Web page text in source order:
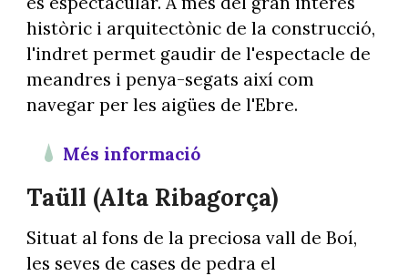
històric i arquitectònic de la construcció,
l'indret permet gaudir de l'espectacle de
meandres i penya-segats així com
navegar per les aigües de l'Ebre.
Més informació
Taüll (Alta Ribagorça)
Situat al fons de la preciosa vall de Boí,
les seves de cases de pedra el